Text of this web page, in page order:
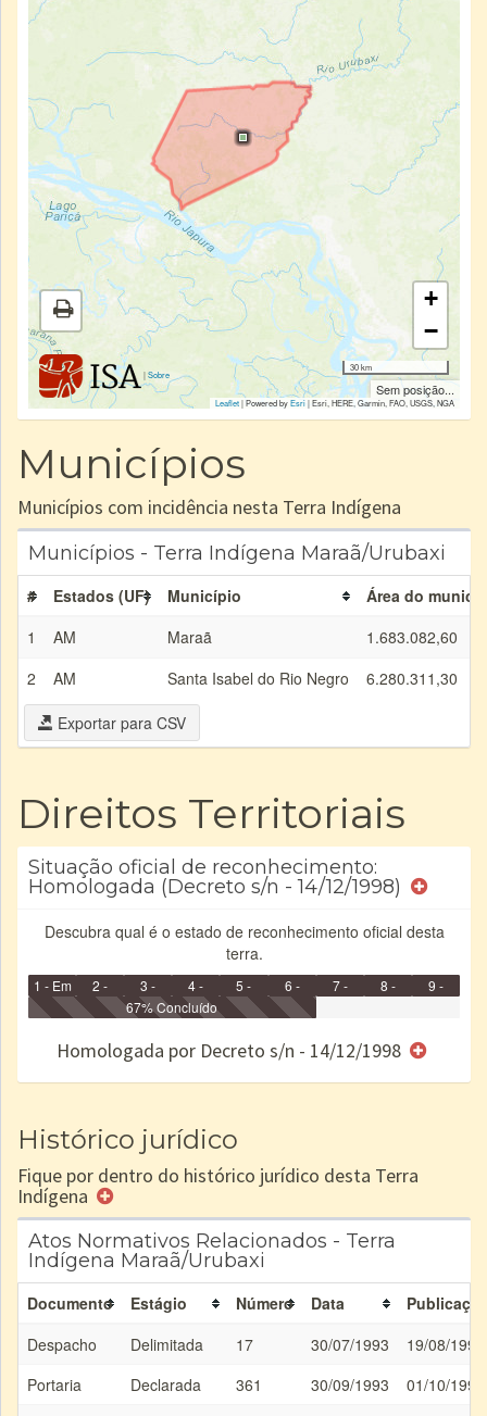
|Sobre
+
−
30 km
Sem posição...
Leaflet| Powered byEsri|Esri, HERE, Garmin, FAO, USGS, NGA
Municípios
Municípios com incidência nesta Terra Indígena
Municípios - Terra Indígena Maraã/Urubaxi
# Estados (UF) Município
Área do
1
AM Maraã
1.683.082,60
2
AM Santa Isabel do Rio Negro 6.280.311,30
Exportar para CSV
Direitos Territoriais
Situação oficial de reconhecimento:
Homologada (Decreto s/n - 14/12/1998)
Descubra qual é o estado de reconhecimento oficial desta
terra.
1 - Em
Identificação
2 -
Identificada
3 -
Declarada
4 -
Reservada
5 -
Homologada
6 -
Registrada
e/ou
7 -
8 -
9 -
67% Concluído
Homologada por Decreto s/n - 14/12/1998
Histórico jurídico
Fique por dentro do histórico jurídico desta Terra
Indígena
Atos Normativos Relacionados - Terra
Indígena Maraã/Urubaxi
Documento Estágio Número Data
Despacho
Delimitada 17 30/07/1993
19/08/1993
Portaria
Declarada 361 30/09/1993
01/10/1993